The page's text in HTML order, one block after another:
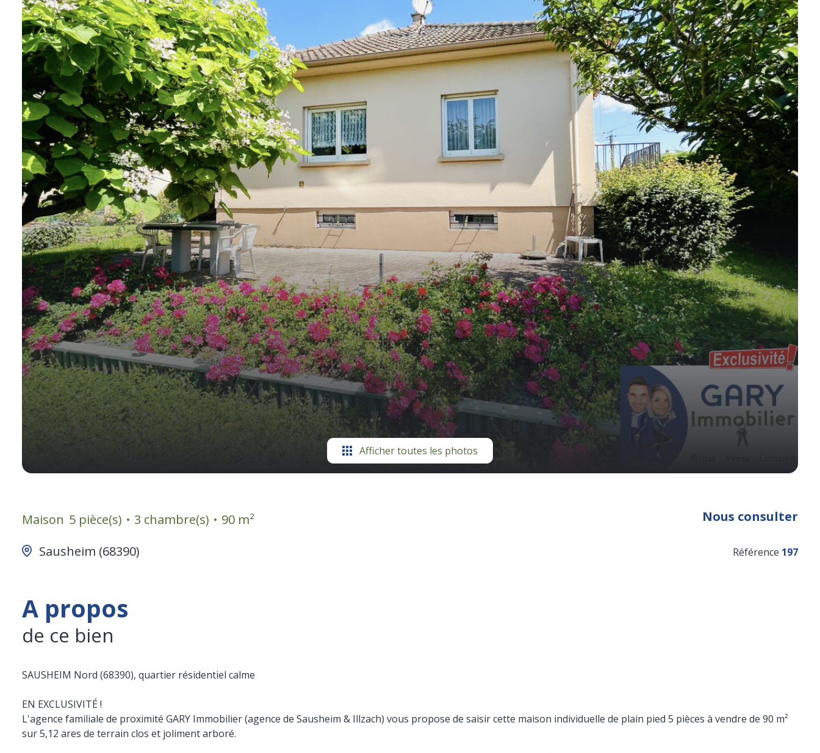
Afficher toutes les photos
Maison 5 pièce(s) 3 chambre(s)
90 m²
Sausheim (68390)
Nous consulter
Référence 197
A propos
de ce bien
SAUSHEIM Nord (68390), quartier résidentiel calme
EN EXCLUSIVITÉ !
L'agence familiale de proximité GARY Immobilier (agence de Sausheim & Illzach) vous propose de saisir cette maison individuelle de plain pied 5 pièces à vendre de 90 m²
sur 5,12 ares de terrain clos et joliment arboré.